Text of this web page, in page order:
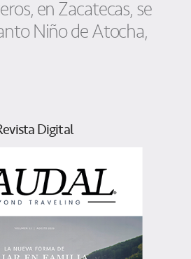
en Zacatecas, se
Niño de Atocha,
Digital